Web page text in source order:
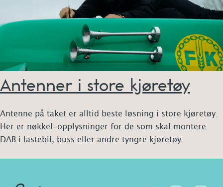
Antenner i store kjøretøy
Antenne på taket er alltid beste løsning i store kjøretøy.
Her er nøkkel-opplysninger for de som skal montere
DAB i lastebil, buss eller andre tyngre kjøretøy.